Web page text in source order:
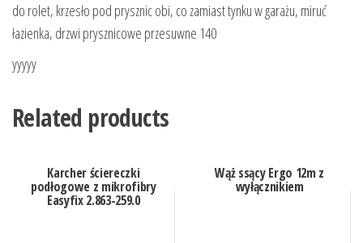
do rolet, krzesło pod prysznic obi, co zamiast tynku w garażu, miruć
łazienka, drzwi prysznicowe przesuwne 140
yyyyy
Related products
Karcher ściereczki
podłogowe z mikrofibry
Easyfix 2.863-259.0
Wąż ssący Ergo 12m z
wyłącznikiem